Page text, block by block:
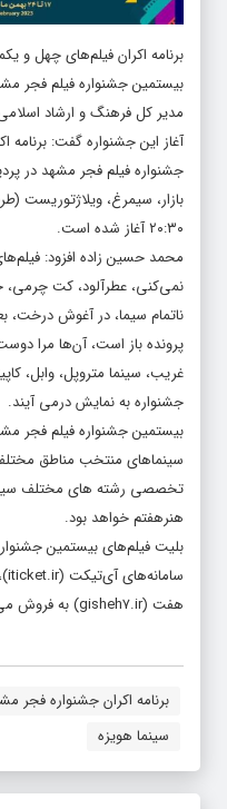
برنامه اکران فیلم‌های چهل و
بیستمین جشنواره فیلم فجر مشهد در ۶ سینما مشهد و
مدیر کل فرهنگ و ارشاد
جشنواره فیلم فجر مشهد در
۲۰:۳۰ آغاز شده است.
نمی‌کنی، عطرآلود، کت چرمی،
ناتمام سیما، در آغوش درخت،
پرونده باز است، آن‌ها مرا
غریب، سینما متروپل، وابل،
جشنواره به نمایش درمی آیند.
بیستمین جشنواره فیلم فجر
سینماهای منتخب مناطق
تخصصی رشته های مختلف
هنرهفتم خواهد بود.
بلیت فیلم‌های بیستمین
سامانه‌های آی‌تیکت (iticket.ir
هفت (gisheh۷.ir) به فروش
برنامه اکران جشنواره فجر
سینما هویزه